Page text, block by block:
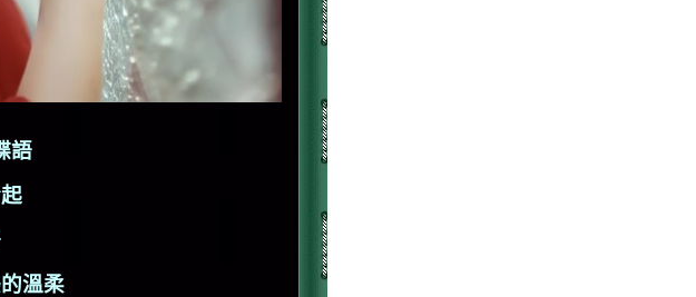
語
溫柔